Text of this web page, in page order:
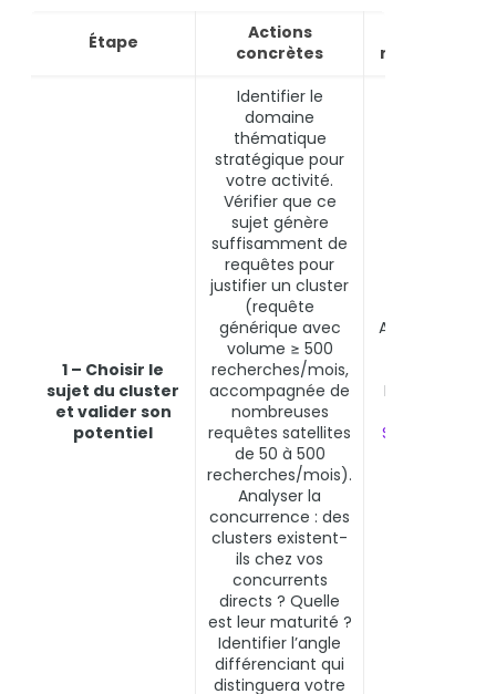
Étape
Actions
concrètes
1 – Choisir le
sujet du cluster
et valider son
potentiel
Identifier le
domaine
thématique
stratégique pour
votre activité.
Vérifier que ce
sujet génère
suffisamment de
requêtes pour
justifier un cluster
(requête
générique avec
volume ≥ 500
recherches/mois,
accompagnée de
nombreuses
requêtes satellites
de 50 à 500
recherches/mois).
Analyser la
concurrence : des
clusters existent-
ils chez vos
concurrents
directs ? Quelle
est leur maturité ?
Identifier l’angle
différenciant qui
distinguera votre
Ahrefs
Keyword
Search